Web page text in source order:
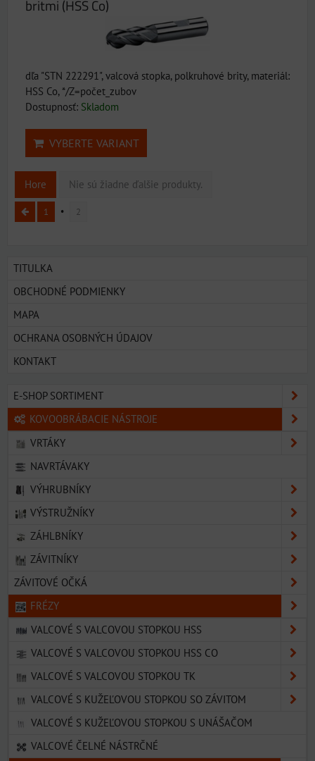
britmi (HSS Co)
dľa "STN 222291", valcová stopka, polkruhové brity, materiál:
HSS Co, */Z=počet_zubov
Dostupnosť: Skladom
VYBERTE VARIANT
Hore Nie sú žiadne ďalšie produkty.
1 2
TITULKA
OBCHODNÉ PODMIENKY
MAPA
OCHRANA OSOBNÝCH ÚDAJOV
KONTAKT
E-SHOP SORTIMENT
KOVOOBRÁBACIE NÁSTROJE
VRTÁKY
NAVRTÁVAKY
VÝHRUBNÍKY
VÝSTRUŽNÍKY
ZÁHLBNÍKY
ZÁVITNÍKY
ZÁVITOVÉ OČKÁ
FRÉZY
VALCOVÉ S VALCOVOU STOPKOU HSS
VALCOVÉ S VALCOVOU STOPKOU HSS CO
VALCOVÉ S VALCOVOU STOPKOU TK
VALCOVÉ S KUŽEĽOVOU STOPKOU SO ZÁVITOM
VALCOVÉ S KUŽEĽOVOU STOPKOU S UNÁŠAČOM
VALCOVÉ ČELNÉ NÁSTRČNÉ